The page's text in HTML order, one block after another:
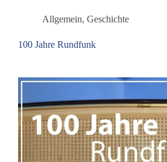
Allgemein, Geschichte
100 Jahre Rundfunk